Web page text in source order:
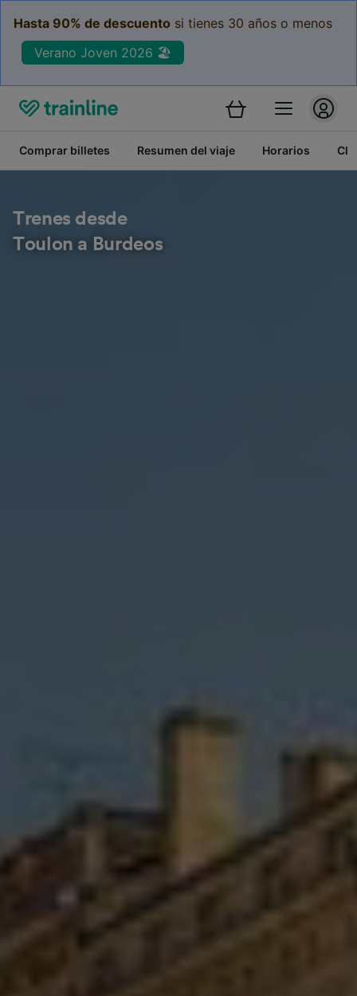
Hasta 90% de descuento si tienes 30 años o menos
Verano Joven 2026 🏖️
Comprar billetes Resumen del viaje Horarios
Trenes desde
Toulon a Burdeos